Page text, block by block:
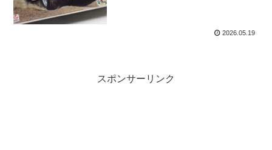
2026.05.19
スポンサーリンク